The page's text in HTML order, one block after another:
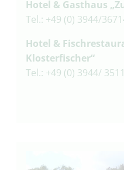
Hotel & Gasthaus
Tel.: +49 (0) 3944/
Hotel &
Klosterfischer“
Tel.: +49 (0) 3944/